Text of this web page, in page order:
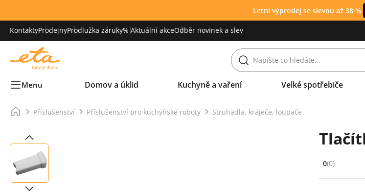
Letní výprodej se slevou až 38 %
KontaktyProdejnyProdlužka záruky% Aktuální akceOdběr novinek a slev
Menu Domov a úklid Kuchyně a vaření Velké spotřebiče
Příslušenství Příslušenství pro kuchyňské roboty Struhadla, kráječe, loupače
Hodnocení: 0
0(0)